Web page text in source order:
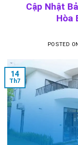
Cập Nhật
Hòa
POSTED
14
Th7